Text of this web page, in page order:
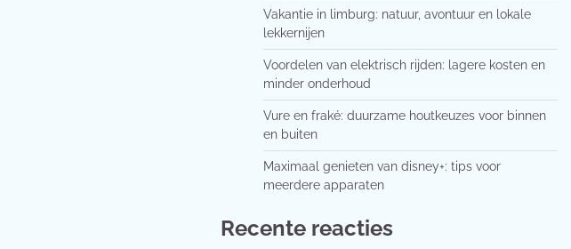
Vakantie in limburg: natuur, avontuur en lokale
lekkernijen
Voordelen van elektrisch rijden: lagere kosten en
minder onderhoud
Vure en fraké: duurzame houtkeuzes voor binnen
en buiten
Maximaal genieten van disney+: tips voor
meerdere apparaten
Recente reacties